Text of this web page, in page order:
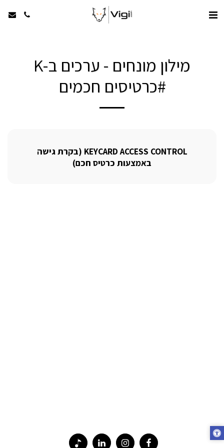
מילון מונחים - ערכים ב-K
#כרטיסים חכמים
KEYCARD ACCESS CONTROL (בקרת גישה
באמצעות כרטיס חכם)